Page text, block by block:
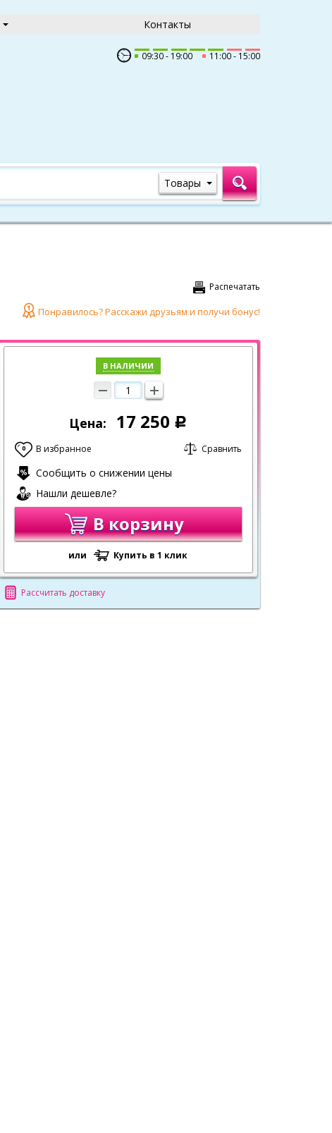
Контакты
09:30 19:00 11:00 15:00
Товары
Распечатать
Понравилось? Расскажи друзьям и получи бонус!
В НАЛИЧИИ
Цена: 17 250 Р
0 В избранное Сравнить
Сообщить о снижении цены
Нашли дешевле?
В корзину
или Купить в 1 клик
Рассчитать доставку